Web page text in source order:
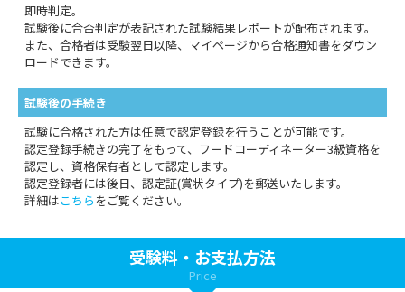
即時判定。
試験後に合否判定が表記された試験結果レポートが配布されます。
また、合格者は受験翌日以降、マイページから合格通知書をダウン
ロードできます。
試験後の手続き
試験に合格された方は任意で認定登録を行うことが可能です。
認定登録手続きの完了をもって、フードコーディネーター3級資格を
認定し、資格保有者として認定します。
認定登録者には後日、認定証(賞状タイプ)を郵送いたします。
詳細はこちら をご覧ください。
受験料・お支払方法
Price